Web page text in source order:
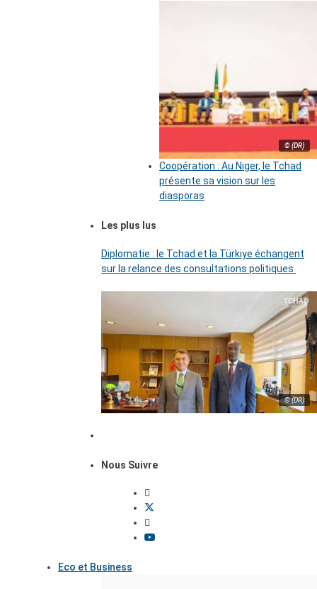
© (DR)
Coopération : Au Niger, le Tchad
présente sa vision sur les
diasporas
Les plus lus
Diplomatie : le Tchad et la Türkiye échangent
sur la relance des consultations politiques
© (DR)
Nous Suivre
Eco et Business